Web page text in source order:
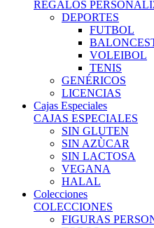
REGALOS
DEPORTES
FUTBOL
VOLEIBOL
TENIS
GENÉRICOS
LICENCIAS
Cajas Especiales
CAJAS ESPECIALES
SIN GLUTEN
SIN AZÙCAR
SIN LACTOSA
VEGANA
HALAL
Colecciones
COLECCIONES
FIGURAS